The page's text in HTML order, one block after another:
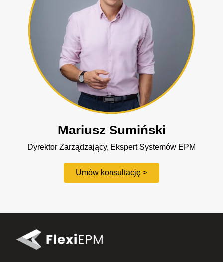
Mariusz Sumiński
Dyrektor Zarządzający, Ekspert Systemów EPM
Umów konsultację >